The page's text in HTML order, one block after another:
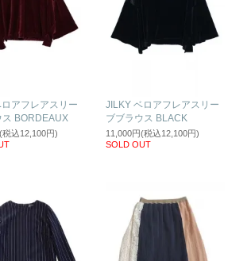
アフレアスリー
ス BORDEAUX
税込12,100円)
JILKY ベロアフレアスリー
ブブラウス BLACK
11,000円(税込12,100円)
SOLD OUT